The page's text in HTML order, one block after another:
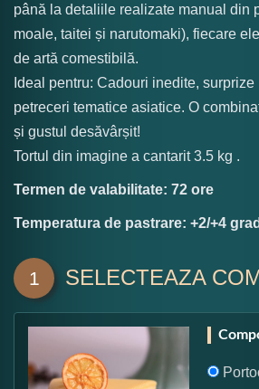
până la detaliile realizate manual din
moale, taitei și narutomaki), fiecare
de artă comestibilă.
Ideal pentru: Cadouri inedite,
petreceri tematice asiatice. O
și gustul desăvârșit!
Tortul din imagine a cantarit 3.5 kg .
Termen de valabilitate: 72 ore
Temperatura de pastrare: +2/+4
1 SELECTEAZA